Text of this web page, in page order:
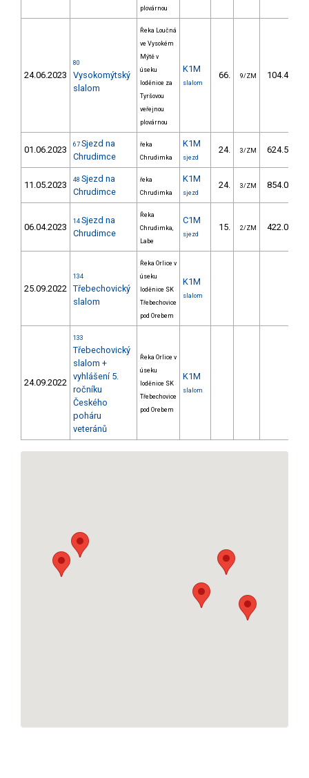
plovárnou
24.06.2023
80
Vysokomýtský
slalom
Řeka Loučná
ve Vysokém
Mýtě v
úseku
loděnice za
Tyršovou
veřejnou
plovárnou
K1M
slalom
66. 9/ZM 104.40
01.06.2023 67 Sjezd na
Chrudimce
řeka
Chrudimka
K1M
sjezd
24. 3/ZM 624.50
11.05.2023 48 Sjezd na
Chrudimce
řeka
Chrudimka
K1M
sjezd
24. 3/ZM 854.03
06.04.2023
14 Sjezd na
Chrudimce
Řeka
Chrudimka,
Labe
C1M
sjezd
15. 2/ZM 422.07
25.09.2022
134
Třebechovický
slalom
Řeka Orlice v
úseku
loděnice SK
Třebechovice
pod Orebem
K1M
slalom
24.09.2022
133
Třebechovický
slalom +
vyhlášení 5.
ročníku
Českého
poháru
veteránů
Řeka Orlice v
úseku
loděnice SK
Třebechovice
pod Orebem
K1M
slalom